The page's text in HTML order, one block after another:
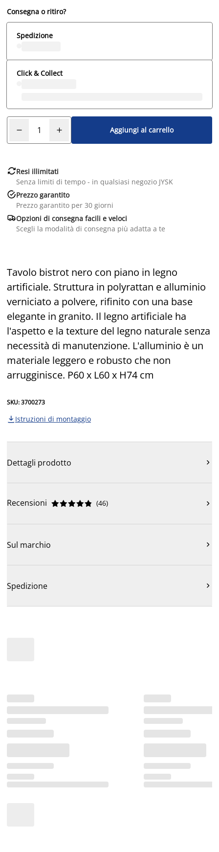
Consegna o ritiro?
Spedizione
Click & Collect
Aggiungi al carrello
Resi illimitati
Senza limiti di tempo - in qualsiasi negozio JYSK
Prezzo garantito
Prezzo garantito per 30 giorni
Opzioni di consegna facili e veloci
Scegli la modalità di consegna più adatta a te
Tavolo bistrot nero con piano in legno
artificiale. Struttura in polyrattan e alluminio
verniciato a polvere, rifinito con una base
elegante in granito. Il legno artificiale ha
l'aspetto e la texture del legno naturale senza
necessità di manutenzione. L'alluminio è un
materiale leggero e robusto che non
arrugginisce. P60 x L60 x H74 cm
SKU: 3700273
 Istruzioni di montaggio
Dettagli prodotto 
Recensioni 




 (46) 
Sul marchio 
Spedizione 